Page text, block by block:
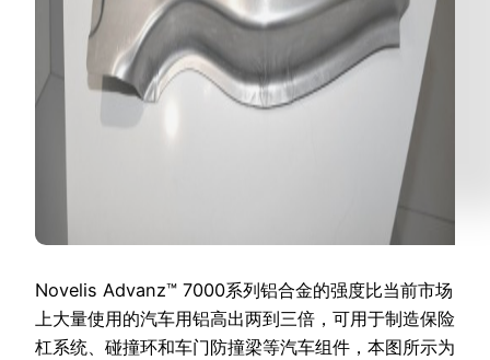
Novelis Advanz™ 7000系列铝合金的强度比当前市场
上大量使用的汽车用铝高出两到三倍，可用于制造保险
杠系统、碰撞环和车门防撞梁等汽车组件，本图所示为